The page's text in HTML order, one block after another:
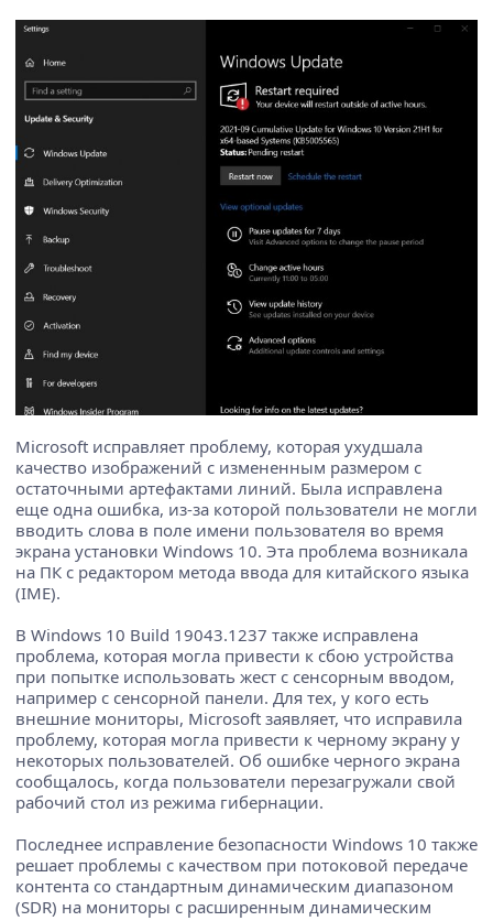
Microsoft исправляет проблему, которая ухудшала
качество изображений с измененным размером с
остаточными артефактами линий. Была исправлена ​​
еще одна ошибка, из-за которой пользователи не могли
вводить слова в поле имени пользователя во время
экрана установки Windows 10. Эта проблема возникала
на ПК с редактором метода ввода для китайского языка
(IME).
В Windows 10 Build 19043.1237 также исправлена ​​
проблема, которая могла привести к сбою устройства
при попытке использовать жест с сенсорным вводом,
например с сенсорной панели. Для тех, у кого есть
внешние мониторы, Microsoft заявляет, что исправила
проблему, которая могла привести к черному экрану у
некоторых пользователей. Об ошибке черного экрана
сообщалось, когда пользователи перезагружали свой
рабочий стол из режима гибернации.
Последнее исправление безопасности Windows 10 также
решает проблемы с качеством при потоковой передаче
контента со стандартным динамическим диапазоном
(SDR) на мониторы с расширенным динамическим